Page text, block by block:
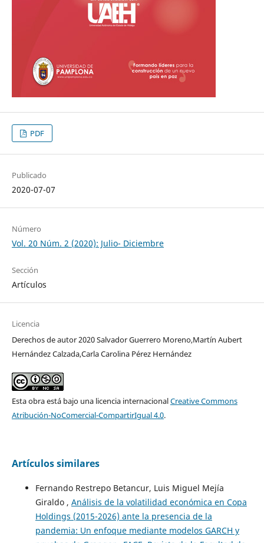
PDF
Publicado
2020-07-07
Número
Vol. 20 Núm. 2 (2020): Julio- Diciembre
Sección
Artículos
Licencia
Derechos de autor 2020 Salvador Guerrero Moreno,Martín Aubert
Hernández Calzada,Carla Carolina Pérez Hernández
Esta obra está bajo una licencia internacionalCreative Commons
Atribución-NoComercial-CompartirIgual 4.0.
Artículos similares
Fernando Restrepo Betancur, Luis Miguel Mejía
Giraldo , Análisis de la volatilidad económica en Copa
Holdings (2015-2026) ante la presencia de la
pandemia: Un enfoque mediante modelos GARCH y